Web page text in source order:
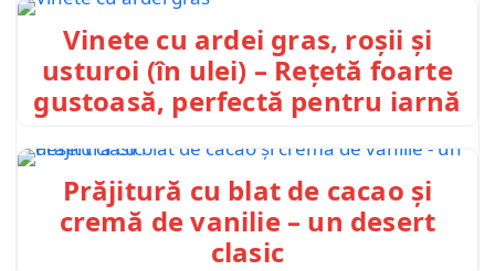
Vinete cu ardei gras, roșii și
usturoi (în ulei) – Rețetă foarte
gustoasă, perfectă pentru iarnă
Prăjitură cu blat de cacao și
cremă de vanilie – un desert
clasic